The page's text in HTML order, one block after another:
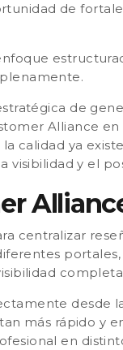
de
de
Alliance en
calidad ya
visibilidad y el
centralizar
desde
más rápido y
en